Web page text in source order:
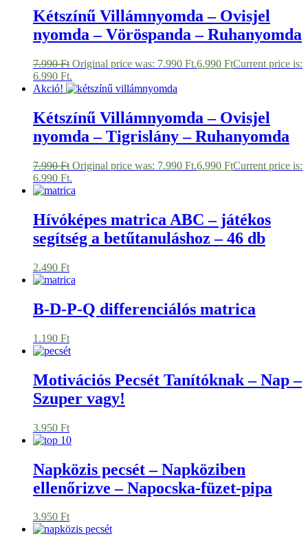
Kétszínű Villámnyomda – Ovisjel
nyomda – Vöröspanda – Ruhanyomda
7.990Ft Original price was: 7.990 Ft.6.990 FtCurrent price is:
6.990 Ft.
Akció!
Kétszínű Villámnyomda – Ovisjel
nyomda – Tigrislány – Ruhanyomda
7.990Ft Original price was: 7.990 Ft.6.990 FtCurrent price is:
6.990 Ft.
Hívóképes matrica ABC – játékos
segítség a betűtanuláshoz – 46 db
2.490 Ft
B-D-P-Q differenciálós matrica
1.190 Ft
Motivációs Pecsét Tanítóknak – Nap –
Szuper vagy!
3.950 Ft
Napközis pecsét – Napköziben
ellenőrizve – Napocska-füzet-pipa
3.950 Ft